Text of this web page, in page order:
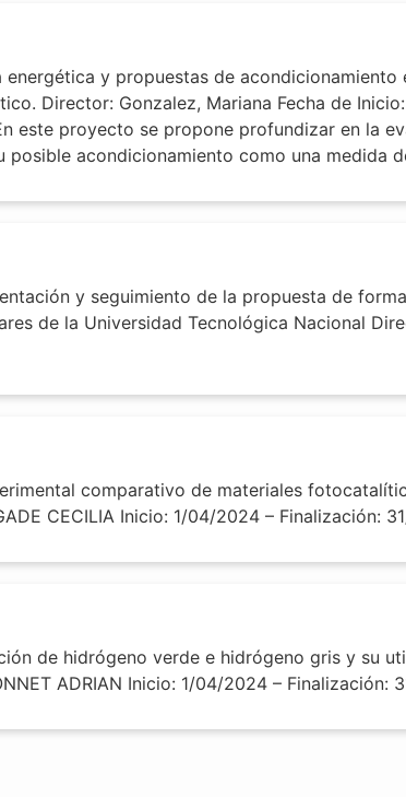
energética y propuestas de
Director: Gonzalez, Mariana Fecha de
este proyecto se propone profundizar en la
acondicionamiento como una medida
y seguimiento de la propuesta de
de la Universidad Tecnológica Nacional
comparativo de materiales
CECILIA Inicio: 1/04/2024 – Finalización:
de hidrógeno verde e hidrógeno gris y su
ADRIAN Inicio: 1/04/2024 – Finalización: